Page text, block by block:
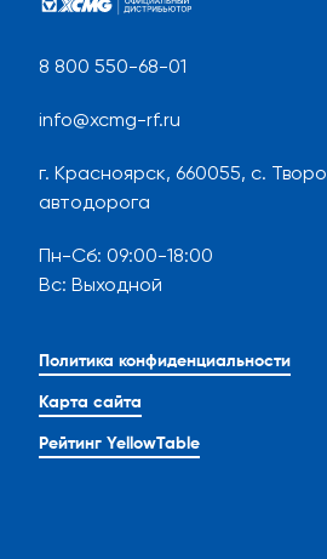
8 800 550-68-01
info@xcmg-rf.ru
г. Красноярск, 660055, с.
автодорога
Пн-Сб: 09:00-18:00
Вс: Выходной
Политика конфиденциальности
Карта сайта
Рейтинг YellowTable